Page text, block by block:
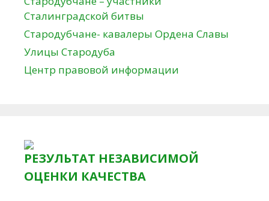
Сталинградской битвы
Стародубчане- кавалеры Ордена Славы
Улицы Стародуба
Центр правовой информации
РЕЗУЛЬТАТ НЕЗАВИСИМОЙ
ОЦЕНКИ КАЧЕСТВА